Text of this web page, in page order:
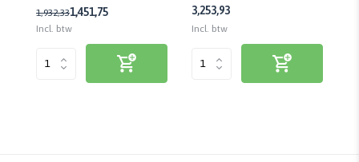
1,932,331,451,75
Incl. btw
3,253,93
Incl. btw